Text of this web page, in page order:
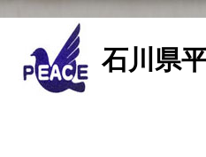
石川県